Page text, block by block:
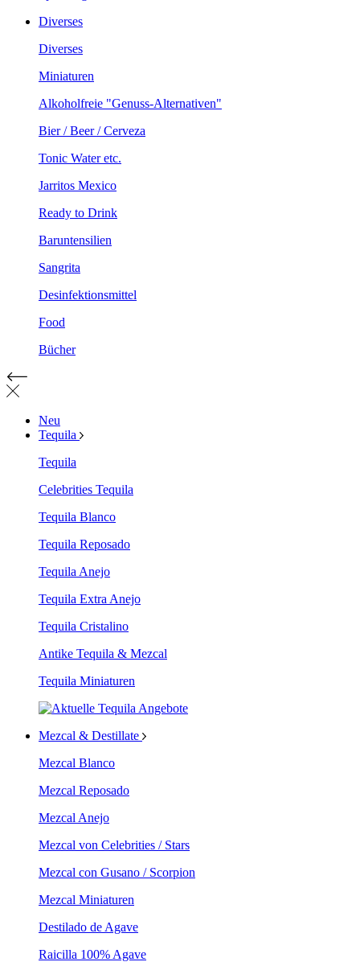
Diverses
Diverses
Miniaturen
Alkoholfreie "Genuss-Alternativen"
Bier / Beer / Cerveza
Tonic Water etc.
Jarritos Mexico
Ready to Drink
Baruntensilien
Sangrita
Desinfektionsmittel
Food
Bücher
Neu
Tequila
Tequila
Celebrities Tequila
Tequila Blanco
Tequila Reposado
Tequila Anejo
Tequila Extra Anejo
Tequila Cristalino
Antike Tequila & Mezcal
Tequila Miniaturen
Mezcal & Destillate
Mezcal Blanco
Mezcal Reposado
Mezcal Anejo
Mezcal von Celebrities / Stars
Mezcal con Gusano / Scorpion
Mezcal Miniaturen
Destilado de Agave
Raicilla 100% Agave